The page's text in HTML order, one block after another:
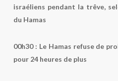
israéliens pendant la trêve,
du Hamas
00h30: Le Hamas refuse de
pour 24 heures de plus